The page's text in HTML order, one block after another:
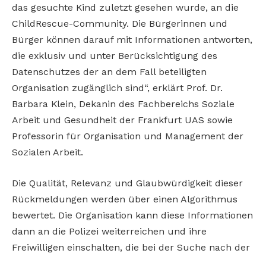
das gesuchte Kind zuletzt gesehen wurde, an die
ChildRescue-Community. Die Bürgerinnen und
Bürger können darauf mit Informationen antworten,
die exklusiv und unter Berücksichtigung des
Datenschutzes der an dem Fall beteiligten
Organisation zugänglich sind“, erklärt Prof. Dr.
Barbara Klein, Dekanin des Fachbereichs Soziale
Arbeit und Gesundheit der Frankfurt UAS sowie
Professorin für Organisation und Management der
Sozialen Arbeit.
Die Qualität, Relevanz und Glaubwürdigkeit dieser
Rückmeldungen werden über einen Algorithmus
bewertet. Die Organisation kann diese Informationen
dann an die Polizei weiterreichen und ihre
Freiwilligen einschalten, die bei der Suche nach der